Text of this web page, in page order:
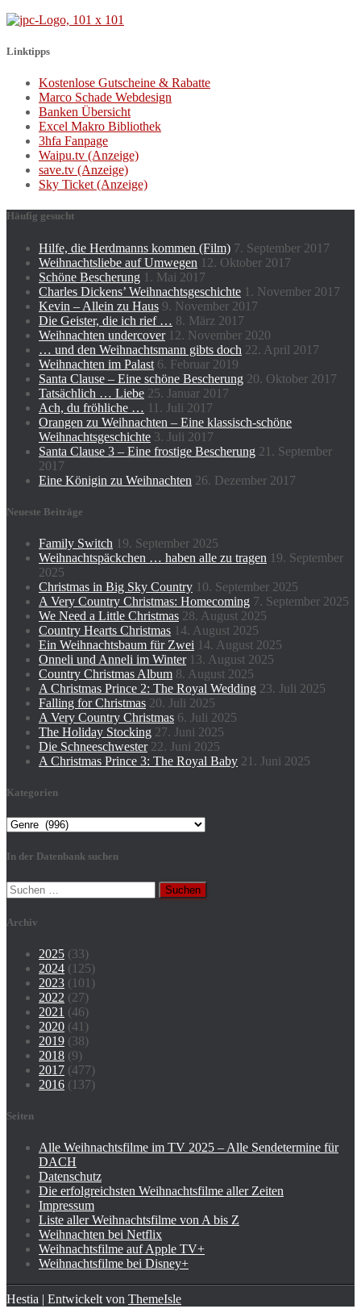
Linktipps
Kostenlose Gutscheine & Rabatte
Marco Schade Webdesign
Banken Übersicht
Excel Makro Bibliothek
3hfa Fanpage
Waipu.tv (Anzeige)
save.tv (Anzeige)
Sky Ticket (Anzeige)
Häufig gesucht
Hilfe, die Herdmanns kommen (Film) 7. September 2017
Weihnachtsliebe auf Umwegen 12. Oktober 2017
Schöne Bescherung 1. Mai 2017
Charles Dickens’ Weihnachtsgeschichte 1. November 2017
Kevin – Allein zu Haus 9. November 2017
Die Geister, die ich rief … 8. März 2017
Weihnachten undercover 12. November 2020
… und den Weihnachtsmann gibts doch 22. April 2017
Weihnachten im Palast 6. Februar 2019
Santa Clause – Eine schöne Bescherung 20. Oktober 2017
Tatsächlich … Liebe 25. Januar 2017
Ach, du fröhliche … 11. Juli 2017
Orangen zu Weihnachten – Eine klassisch-schöne
Weihnachtsgeschichte 3. Juli 2017
Santa Clause 3 – Eine frostige Bescherung 21. September
2017
Eine Königin zu Weihnachten 26. Dezember 2017
Neueste Beiträge
Family Switch 19. September 2025
Weihnachtspäckchen … haben alle zu tragen 19. September
2025
Christmas in Big Sky Country 10. September 2025
A Very Country Christmas: Homecoming 7. September 2025
We Need a Little Christmas 28. August 2025
Country Hearts Christmas 14. August 2025
Ein Weihnachtsbaum für Zwei 14. August 2025
Onneli und Anneli im Winter 13. August 2025
Country Christmas Album 8. August 2025
A Christmas Prince 2: The Royal Wedding 23. Juli 2025
Falling for Christmas 20. Juli 2025
A Very Country Christmas 6. Juli 2025
The Holiday Stocking 27. Juni 2025
Die Schneeschwester 22. Juni 2025
A Christmas Prince 3: The Royal Baby 21. Juni 2025
Kategorien
Kategorien
In der Datenbank suchen
Suchen
nach:
Archiv
2025 (33)
2024 (125)
2023 (101)
2022 (27)
2021 (46)
2020 (41)
2019 (38)
2018 (9)
2017 (477)
2016 (137)
Seiten
Alle Weihnachtsfilme im TV 2025 – Alle Sendetermine für
DACH
Datenschutz
Die erfolgreichsten Weihnachtsfilme aller Zeiten
Impressum
Liste aller Weihnachtsfilme von A bis Z
Weihnachten bei Netflix
Weihnachtsfilme auf Apple TV+
Weihnachtsfilme bei Disney+
Hestia | Entwickelt von ThemeIsle